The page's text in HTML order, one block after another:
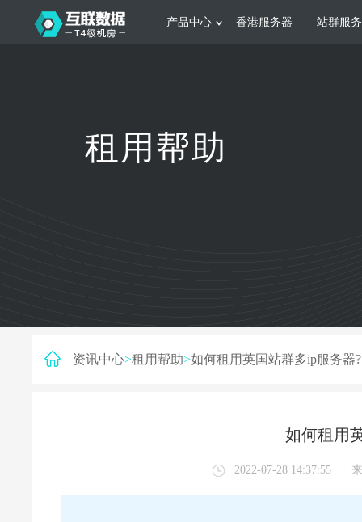
产品中心
日本服务器 新加坡服务器
香港服务器 站群服
根据不同规模的网站提供可定制化的架
构和 一站式协助租用帮助
资讯中心>租用帮助>如何租用英国站群多ip服务器?
如何租用
2022-07-28 14:37:55